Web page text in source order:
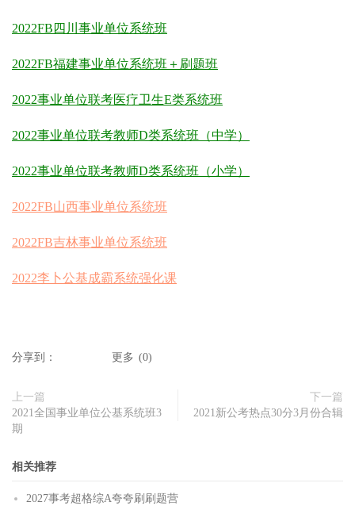
2022FB四川事业单位系统班
2022FB福建事业单位系统班＋刷题班
2022事业单位联考医疗卫生E类系统班
2022事业单位联考教师D类系统班（中学）
2022事业单位联考教师D类系统班（小学）
2022FB山西事业单位系统班
2022FB吉林事业单位系统班
2022李卜公基成霸系统强化课
分享到： 更多 (0)
上一篇
2021全国事业单位公基系统班3
期
下一篇
2021新公考热点30分3月份合辑
相关推荐
2027事考超格综A夸夸刷刷题营